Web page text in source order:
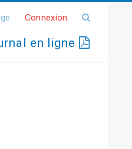
Connexion
en ligne